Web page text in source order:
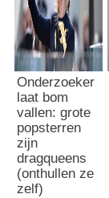
Onderzoeker
laat bom
vallen: grote
popsterren
zijn
dragqueens
(onthullen ze
zelf)